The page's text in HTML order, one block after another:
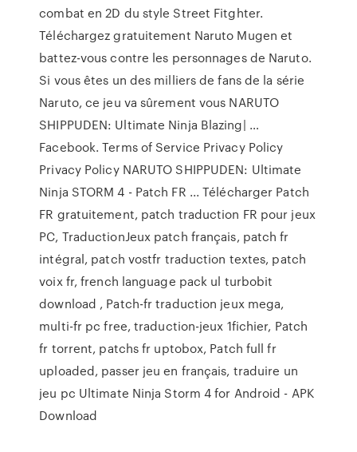
combat en 2D du style Street Fitghter.
Téléchargez gratuitement Naruto Mugen et
battez-vous contre les personnages de Naruto.
Si vous êtes un des milliers de fans de la série
Naruto, ce jeu va sûrement vous NARUTO
SHIPPUDEN: Ultimate Ninja Blazing| …
Facebook. Terms of Service Privacy Policy
Privacy Policy NARUTO SHIPPUDEN: Ultimate
Ninja STORM 4 - Patch FR ... Télécharger Patch
FR gratuitement, patch traduction FR pour jeux
PC, TraductionJeux patch français, patch fr
intégral, patch vostfr traduction textes, patch
voix fr, french language pack ul turbobit
download , Patch-fr traduction jeux mega,
multi-fr pc free, traduction-jeux 1fichier, Patch
fr torrent, patchs fr uptobox, Patch full fr
uploaded, passer jeu en français, traduire un
jeu pc Ultimate Ninja Storm 4 for Android - APK
Download